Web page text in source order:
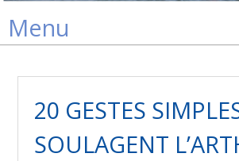
Menu
Skip
to
20 GESTES
SOULAGENT